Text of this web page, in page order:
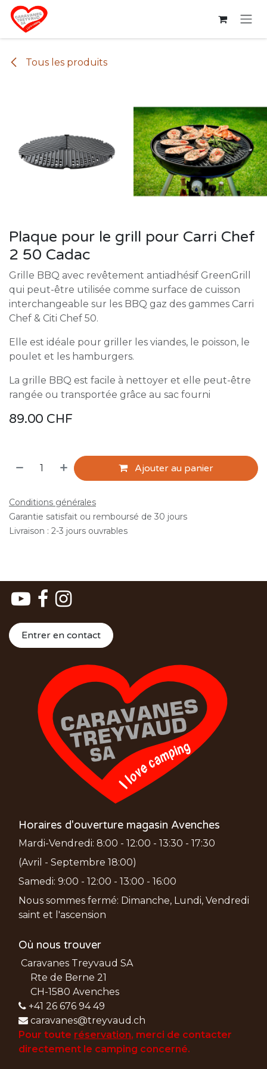
Se rendre au contenu
Tous les produits
Plaque pour le grill pour Carri Chef
2 50 Cadac
Grille BBQ avec revêtement antiadhésif GreenGrill
qui peut-être utilisée comme surface de cuisson
interchangeable sur les BBQ gaz des gammes Carri
Chef & Citi Chef 50.
Elle est idéale pour griller les viandes, le poisson, le
poulet et les hamburgers.
La grille BBQ est facile à nettoyer et elle peut-être
rangée ou transportée grâce au sac fourni
89.00 CHF
Ajouter au panier
Conditions générales
Garantie satisfait ou remboursé de 30 jours
Livraison : 2-3 jours ouvrables
Entrer en contact
Horaires d'ouverture magasin Avenches
Mardi-Vendredi: 8:00 - 12:00 - 13:30 - 17:30
(Avril - Septembre 18:00)
Samedi: 9:00 - 12:00 - 13:00 - 16:00
Nous sommes fermé: Dimanche, Lundi, Vendredi
saint et l'ascension
Où nous trouver
Caravanes Treyvaud SA
Rte de Berne 21
CH-1580 Avenches
+41 26 676 94 49
caravanes@treyvaud.ch
Pour toute réservation, merci de contacter
directement le camping concerné.